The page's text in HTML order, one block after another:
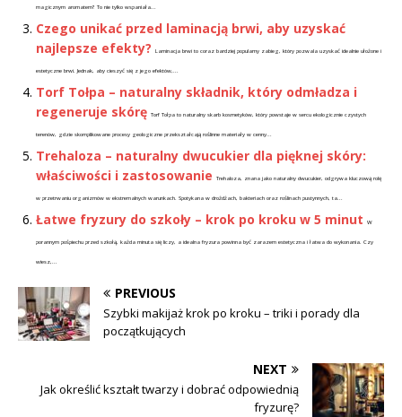
magicznym aromatem? To nie tylko wspaniała...
Czego unikać przed laminacją brwi, aby uzyskać
najlepsze efekty?
Laminacja brwi to coraz bardziej popularny zabieg, który pozwala uzyskać idealnie ułożone i
estetyczne brwi. Jednak, aby cieszyć się z jego efektów,...
Torf Tołpa – naturalny składnik, który odmładza i
regeneruje skórę Torf Tołpa to naturalny skarb kosmetyków, który powstaje w sercu ekologicznie czystych
terenów, gdzie skomplikowane procesy geologiczne przekształcają roślinne materiały w cenny...
Trehaloza – naturalny dwucukier dla pięknej skóry:
właściwości i zastosowanie
Trehaloza, znana jako naturalny dwucukier, odgrywa kluczową rolę
w przetrwaniu organizmów w ekstremalnych warunkach. Spotykana w drożdżach, bakteriach oraz roślinach pustynnych, ta...
Łatwe fryzury do szkoły – krok po kroku w 5 minut W
porannym pośpiechu przed szkołą, każda minuta się liczy, a idealna fryzura powinna być zarazem estetyczna i łatwa do wykonania. Czy
wiesz,...
PREVIOUS
Szybki makijaż krok po kroku – triki i porady dla
początkujących
NEXT
Jak określić kształt twarzy i dobrać odpowiednią
fryzurę?